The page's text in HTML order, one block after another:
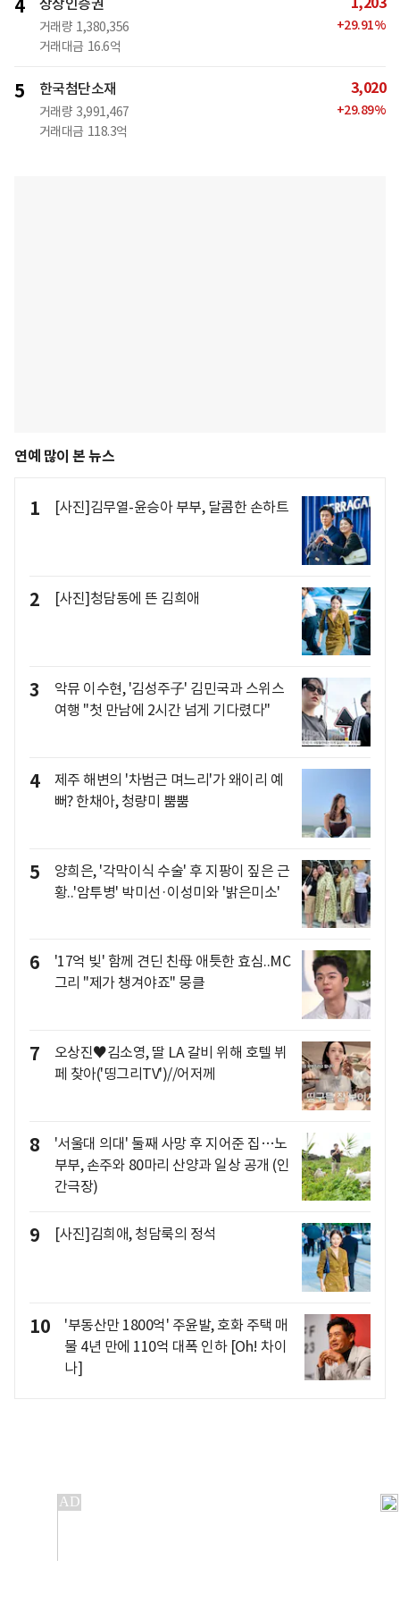
4 상상인증권
거래량 1,380,356
거래대금 16.6억
+29.91%
5 한국첨단소재
거래량 3,991,467
거래대금 118.3억
3,020
+29.89%
연예 많이 본 뉴스
1 [사진]김무열-윤승아 부부, 달콤한 손하트
2 [사진]청담동에 뜬 김희애
3
악뮤 이수현, '김성주子' 김민국과 스위스
여행 "첫 만남에 2시간 넘게 기다렸다"
4
제주 해변의 '차범근 며느리'가 왜이리 예
뻐? 한채아, 청량미 뿜뿜
5
양희은, '각막이식 수술' 후 지팡이 짚은 근
황..'암투병' 박미선·이성미와 '밝은미소'
6
'17억 빚' 함께 견딘 친母 애틋한 효심..MC
그리 "제가 챙겨야죠" 뭉클
7
오상진♥김소영, 딸 LA 갈비 위해 호텔 뷔
페 찾아('띵그리TV')//어저께
8
'서울대 의대' 둘째 사망 후 지어준 집…노
부부, 손주와 80마리 산양과 일상 공개 (인
간극장)
9 [사진]김희애, 청담룩의 정석
10
'부동산만 1800억' 주윤발, 호화 주택 매
물 4년 만에 110억 대폭 인하 [Oh! 차이
나]